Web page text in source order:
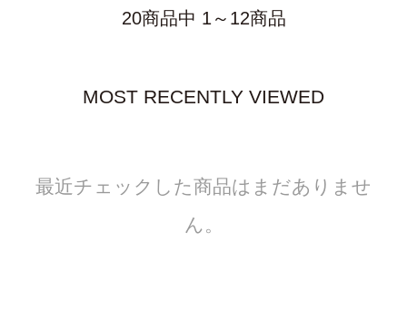
20商品中 1～12商品
MOST RECENTLY VIEWED
最近チェックした商品はまだありませ
ん。